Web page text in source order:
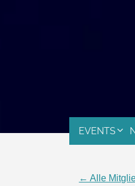
EVENTS
← Alle